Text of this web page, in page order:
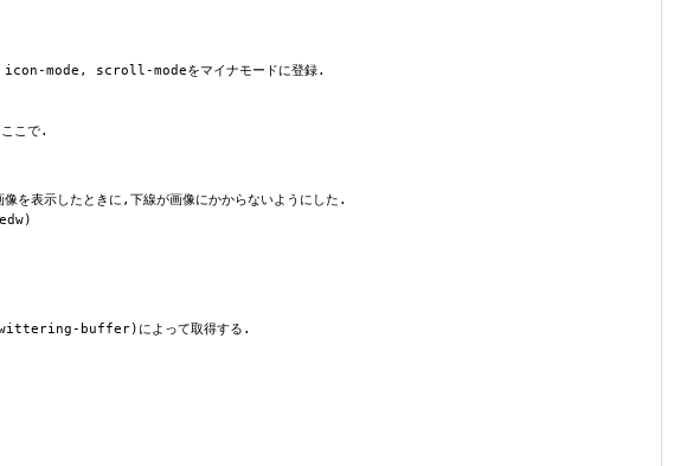
scroll-modeをマイナモードに登録.
こで.
たときに,下線が画像にかからないようにした.
buffer)によって取得する.